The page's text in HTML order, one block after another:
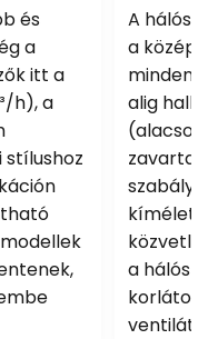
és
a
itt a
h), a
A
a
alig
a